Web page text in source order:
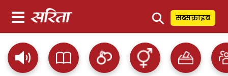
⚲ सब्सक्राइब